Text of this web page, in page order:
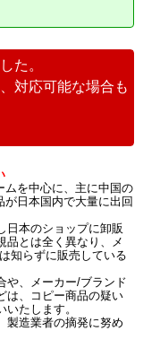
た。
対応可能な場合も
ムを中心に、主に中国の
日本国内で大量に出回
日本のショップに卸販
品とは全く異なり、メ
知らずに販売している
や、メーカー/ブランド
は、コピー商品の疑い
たします。
製造業者の摘発に努め